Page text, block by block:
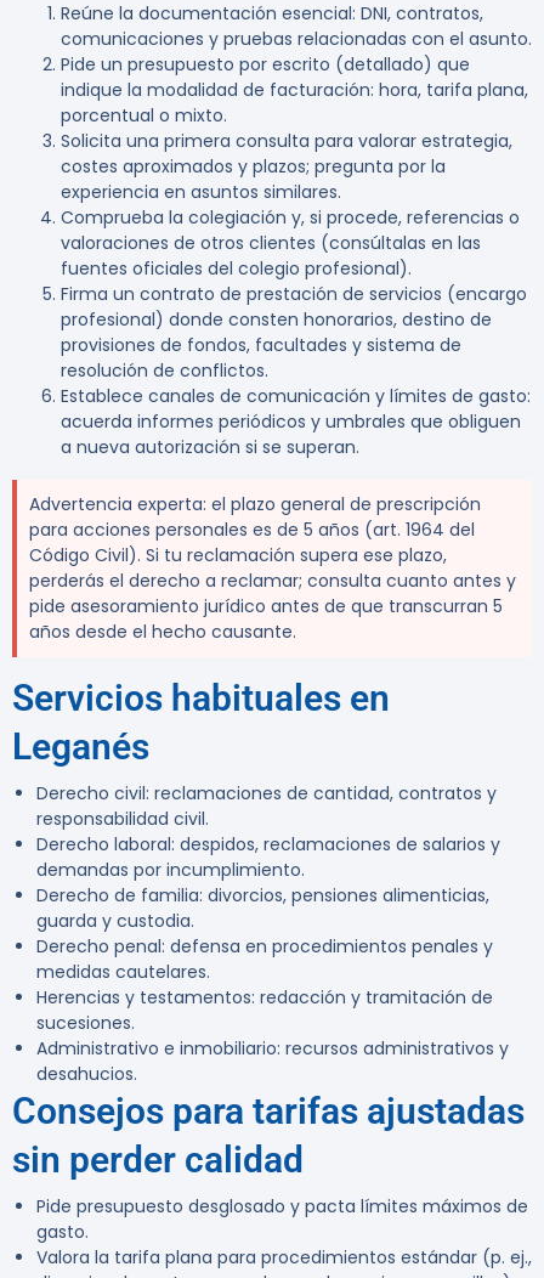
Reúne la documentación esencial: DNI, contratos,
comunicaciones y pruebas relacionadas con el asunto.
Pide un presupuesto por escrito (detallado) que
indique la modalidad de facturación: hora, tarifa plana,
porcentual o mixto.
Solicita una primera consulta para valorar estrategia,
costes aproximados y plazos; pregunta por la
experiencia en asuntos similares.
Comprueba la colegiación y, si procede, referencias o
valoraciones de otros clientes (consúltalas en las
fuentes oficiales del colegio profesional).
Firma un contrato de prestación de servicios (encargo
profesional) donde consten honorarios, destino de
provisiones de fondos, facultades y sistema de
resolución de conflictos.
Establece canales de comunicación y límites de gasto:
acuerda informes periódicos y umbrales que obliguen
a nueva autorización si se superan.
Advertencia experta: el plazo general de prescripción
para acciones personales es de 5 años (art. 1964 del
Código Civil). Si tu reclamación supera ese plazo,
perderás el derecho a reclamar; consulta cuanto antes y
pide asesoramiento jurídico antes de que transcurran 5
años desde el hecho causante.
Servicios habituales en
Leganés
Derecho civil: reclamaciones de cantidad, contratos y
responsabilidad civil.
Derecho laboral: despidos, reclamaciones de salarios y
demandas por incumplimiento.
Derecho de familia: divorcios, pensiones alimenticias,
guarda y custodia.
Derecho penal: defensa en procedimientos penales y
medidas cautelares.
Herencias y testamentos: redacción y tramitación de
sucesiones.
Administrativo e inmobiliario: recursos administrativos y
desahucios.
Consejos para tarifas ajustadas
sin perder calidad
Pide presupuesto desglosado y pacta límites máximos de
gasto.
Valora la tarifa plana para procedimientos estándar (p. ej.,